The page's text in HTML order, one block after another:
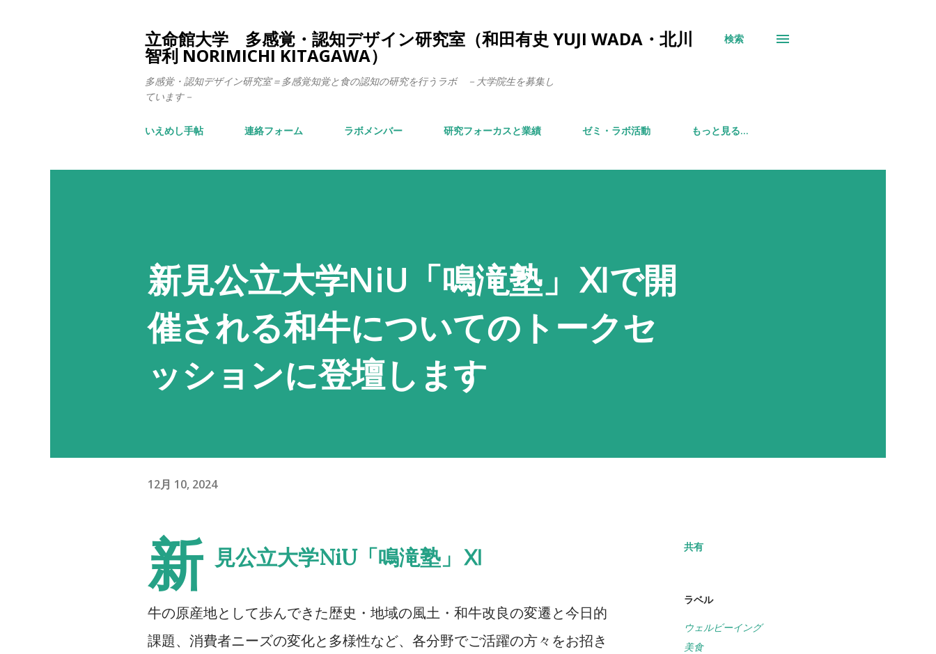
立命館大学 多感覚・認知デザイン研究室（和田有史 YUJI WADA・北川
智利 NORIMICHI KITAGAWA）
多感覚・認知デザイン研究室＝多感覚知覚と食の認知の研究を行うラボ －大学院生を募集し
ています－
検索
いえめし手帖 連絡フォーム ラボメンバー 研究フォーカスと業績 ゼミ・ラボ活動 もっと見る…
新見公立大学NiU「鳴滝塾」Ⅺで開
催される和牛についてのトークセ
ッションに登壇します
12月 10, 2024
新 見公立大学NiU「鳴滝塾」Ⅺ
牛の原産地として歩んできた歴史・地域の風土・和牛改良の変遷と今日的
課題、消費者ニーズの変化と多様性など、各分野でご活躍の方々をお招き
共有
ラベル
ウェルビーイング
美食